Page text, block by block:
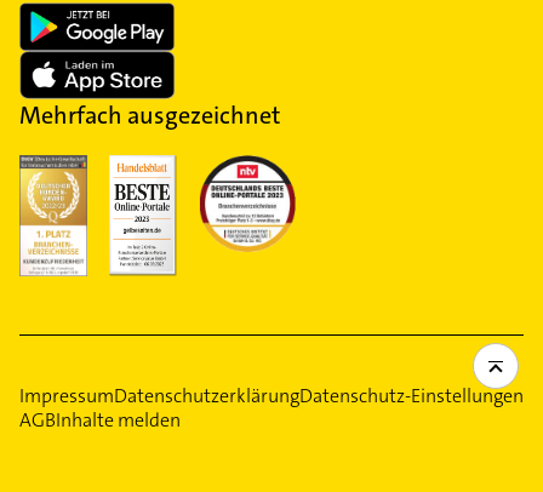
Mehrfach ausgezeichnet
ImpressumDatenschutzerklärungDatenschutz-Einstellungen
AGBInhalte melden